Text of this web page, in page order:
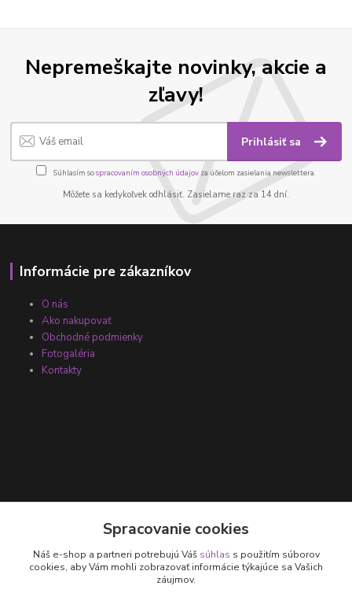
Nepremeškajte novinky, akcie a
zľavy!
Prihlásiť sa
Súhlasím sospracovaním osobných údajov za účelom zasielania newslettera.
Môžete sa kedykoľvek odhlásiť. Zasielame raz za 14 dní.
Informácie pre zákazníkov
O nás
Ako nakupovať
Obchodné podmienky
Fotogaléria
Kontakty
+421 905 531 251
Spracovanie cookies
Náš e-shop a partneri potrebujú Váš súhlas s použitím súborov
cookies, aby Vám mohli zobrazovať informácie týkajúce sa Vašich
záujmov.